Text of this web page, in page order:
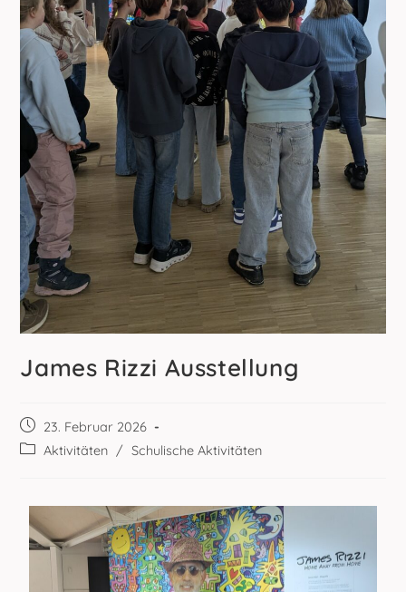
James Rizzi Ausstellung
23. Februar 2026
Aktivitäten / Schulische Aktivitäten